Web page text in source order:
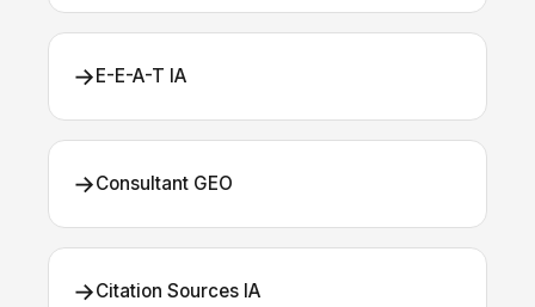
→E-E-A-T IA
→Consultant GEO
→Citation Sources IA